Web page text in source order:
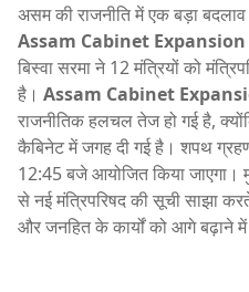
असम की राजनीति में एक बड़ा
Assam Cabinet Expansion
बिस्वा सरमा ने 12 मंत्रियों को
है। Assam Cabinet
राजनीतिक हलचल तेज हो गई है,
कैबिनेट में जगह दी गई है। शपथ
12:45 बजे आयोजित किया जाएगा।
से नई मंत्रिपरिषद की सूची साझा
और जनहित के कार्यों को आगे बढ़ाने में